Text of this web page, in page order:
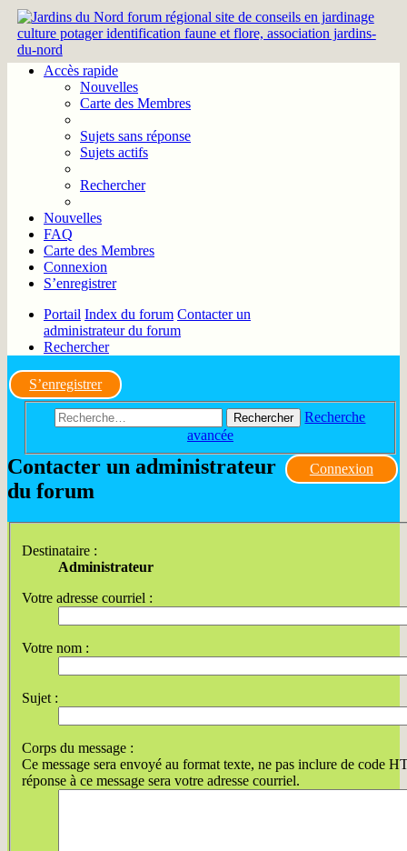
Accès rapide
Nouvelles
Carte des Membres
Sujets sans réponse
Sujets actifs
Rechercher
Nouvelles
FAQ
Carte des Membres
Connexion
S’enregistrer
Portail Index du forum Contacter un
administrateur du forum
Rechercher
S’enregistrer
Rechercher
Recherche
avancée
Connexion
Contacter un administrateur
du forum
Destinataire :
Administrateur
Votre adresse courriel :
Votre nom :
Sujet :
Corps du message :
Ce message sera envoyé au format texte, ne pas inclure de code
réponse à ce message sera votre adresse courriel.